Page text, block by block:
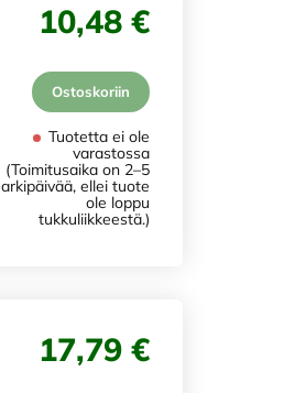
10,48 €
Ostoskoriin
Tuotetta ei ole
varastossa
(Toimitusaika on 2–5
arkipäivää, ellei tuote
ole loppu
tukkuliikkeestä.)
17,79 €